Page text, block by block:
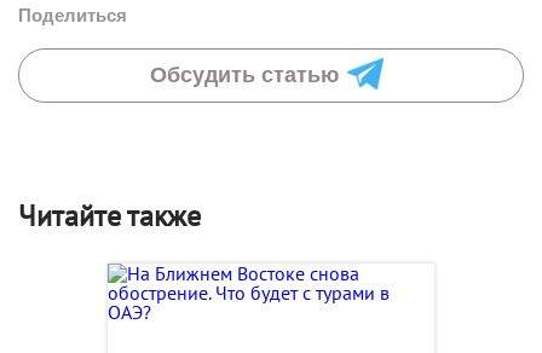
Поделиться
Обсудить статью
Читайте также